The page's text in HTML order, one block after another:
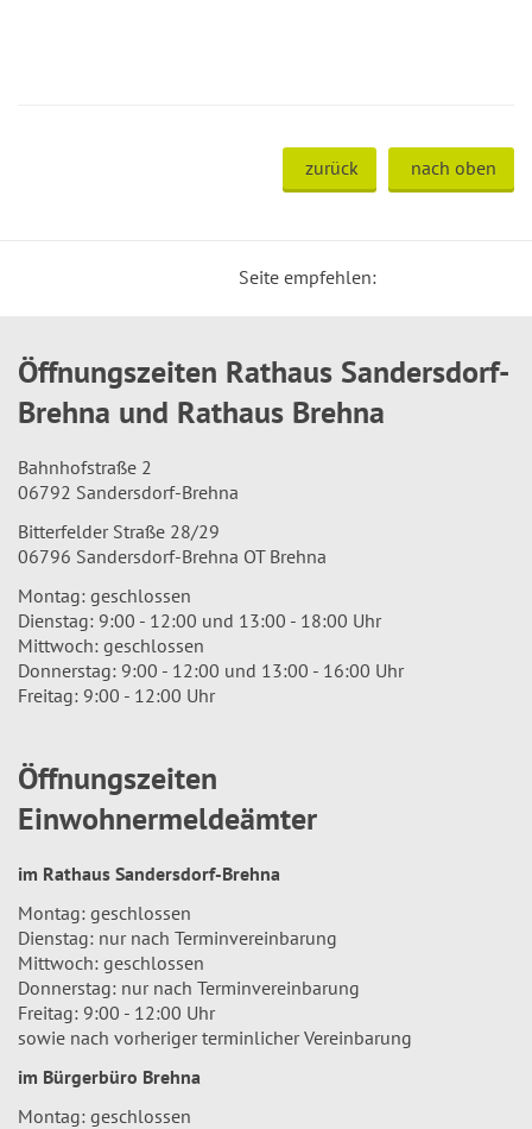
zurück nach oben
Seite empfehlen:
Öffnungszeiten Rathaus Sandersdorf-
Brehna und Rathaus Brehna
Bahnhofstraße 2
06792 Sandersdorf-Brehna
Bitterfelder Straße 28/29
06796 Sandersdorf-Brehna OT Brehna
Montag: geschlossen
Dienstag: 9:00 - 12:00 und 13:00 - 18:00 Uhr
Mittwoch: geschlossen
Donnerstag: 9:00 - 12:00 und 13:00 - 16:00 Uhr
Freitag: 9:00 - 12:00 Uhr
Öffnungszeiten
Einwohnermeldeämter
im Rathaus Sandersdorf-Brehna
Montag: geschlossen
Dienstag: nur nach Terminvereinbarung
Mittwoch: geschlossen
Donnerstag: nur nach Terminvereinbarung
Freitag: 9:00 - 12:00 Uhr
sowie nach vorheriger terminlicher Vereinbarung
im Bürgerbüro Brehna
Montag: geschlossen